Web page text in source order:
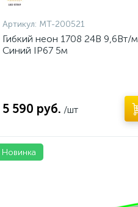
Артикул: MT-200521
Гибкий неон 1708 24В 9,6Вт/м
Синий IP67 5м
5 590 руб. /шт
Новинка